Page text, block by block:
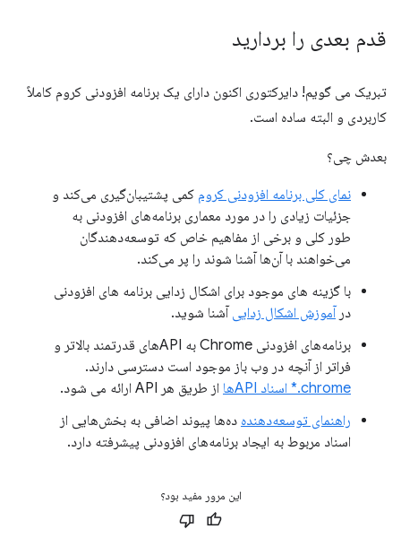
قدم بعدی را بردارید
تبریک می گویم! دایرکتوری اکنون دارای یک برنامه افزودنی کروم کاملاً
کاربردی و البته ساده است.
بعدش چی؟
نمای کلی برنامه افزودنی کروم کمی پشتیبان‌گیری می‌کند و
جزئیات زیادی را در مورد معماری برنامه‌های افزودنی به
طور کلی و برخی از مفاهیم خاص که توسعه‌دهندگان
می‌خواهند با آن‌ها آشنا شوند را پر می‌کند.
با گزینه های موجود برای اشکال زدایی برنامه های افزودنی
در آموزش اشکال زدایی آشنا شوید.
برنامه‌های افزودنی Chrome به APIهای قدرتمند بالاتر و
فراتر از آنچه در وب باز موجود است دسترسی دارند.
chrome.* اسناد APIها
از طریق هر API ارائه می شود.
راهنمای توسعه‌دهنده ده‌ها پیوند اضافی به بخش‌هایی از
اسناد مربوط به ایجاد برنامه‌های افزودنی پیشرفته دارد.
این مرور مفید بود؟